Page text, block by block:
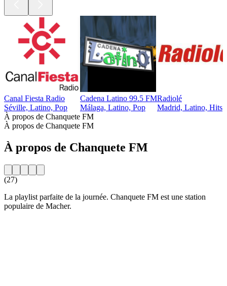
Canal Fiesta Radio
Séville, Latino, Pop
Cadena Latino 99.5 FM
Málaga, Latino, Pop
Radiolé
Madrid, Latino, Hits
À propos de Chanquete FM
À propos de Chanquete FM
À propos de Chanquete FM
(27)
La playlist parfaite de la journée. Chanquete FM est une station
populaire de Macher.